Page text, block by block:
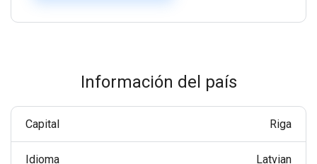
Información del país
Capital Riga
Idioma Latvian